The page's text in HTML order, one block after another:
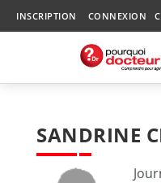
INSCRIPTION CONNEXION
SANDRINE